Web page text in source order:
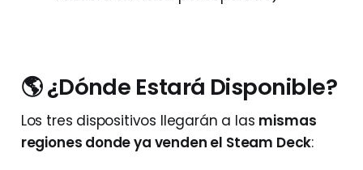
🌎 ¿Dónde Estará Disponible?
Los tres dispositivos llegarán a las mismas
regiones donde ya venden el Steam Deck: